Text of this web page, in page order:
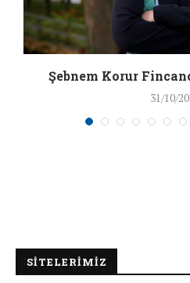
Şebnem Korur
31/10/
SİTELERİMİZ